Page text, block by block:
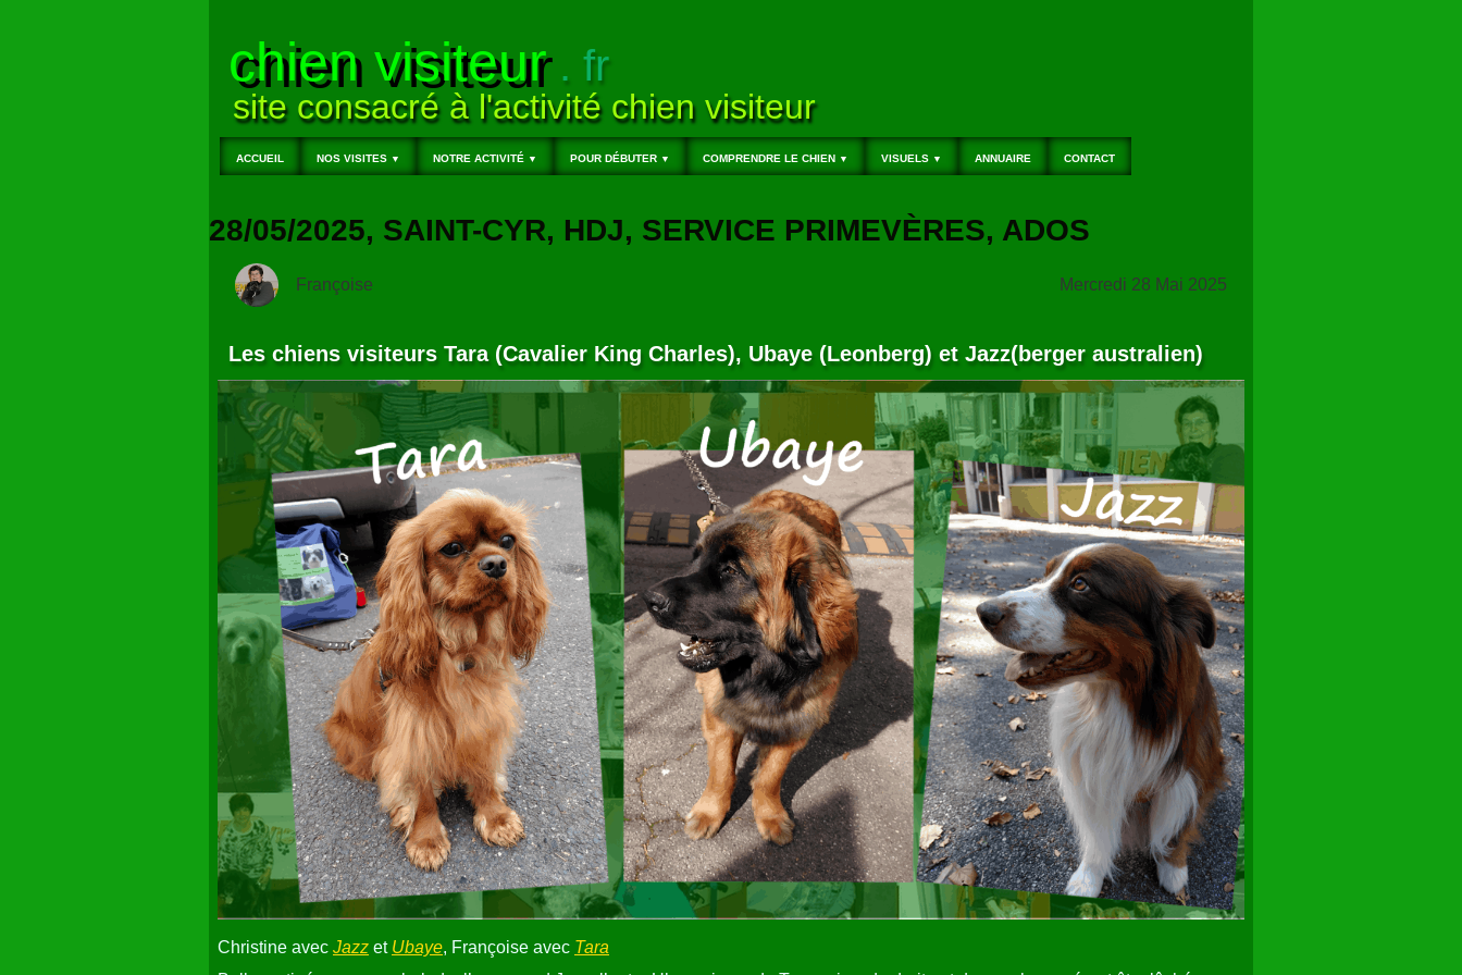
chien visiteur. fr
site consacré à l'activité chien visiteur
ACCUEIL NOS VISITES ▼ NOTRE ACTIVITÉ ▼ POUR DÉBUTER ▼ COMPRENDRE LE CHIEN ▼ VISUELS ▼ ANNUAIRE CONTACT
28/05/2025, SAINT-CYR, HDJ, SERVICE PRIMEVÈRES, ADOS
Françoise Mercredi 28 Mai 2025
Les chiens visiteurs Tara (Cavalier King Charles), Ubaye (Leonberg) et Jazz(berger australien)
Christine avec Jazz et Ubaye, Françoise avec Tara